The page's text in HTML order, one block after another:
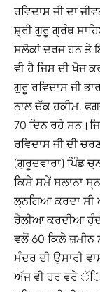
ਰਵਿਦਾਸ ਜੀ ਦਾ
ਸ਼੍ਰੀ ਗੁਰੂੁ ਗ੍ਰੰਥ
ਸਲੋਕਾਂ ਦਰਜ ਹਨ ਤੇ
ਵੀ ਹੈ ਜਿਸ ਦੀ ਖੋਜ
ਗੁਰੂ ਰਵਿਦਾਸ ਜੀ
ਨਾਲ ਚੱਕ ਹਕੀਮ,
70 ਦਿਨ ਰਹੇ
ਰਵਿਦਾਸ ਜੀ ਦੀ
(ਗੁਰੂਦਵਾਰਾ) ਪਿੰਡ
ਕਿਸੇ ਸਮੇਂ ਸਲਾਨਾ
ਲ੍ਨਗਿਆ ਕਰਦਾ ਸੀ
ਰੈਲੀਆ ਕਰਦੀਆ
ਵਲੋਂ 60 ਕਿਲੇ ਜ਼ਮੀਨ
ਮੰਦਰ ਦੀ ਉਸਾਰੀ
ਅੱਜ ਵੀ ਹਰ ਵਰੇ